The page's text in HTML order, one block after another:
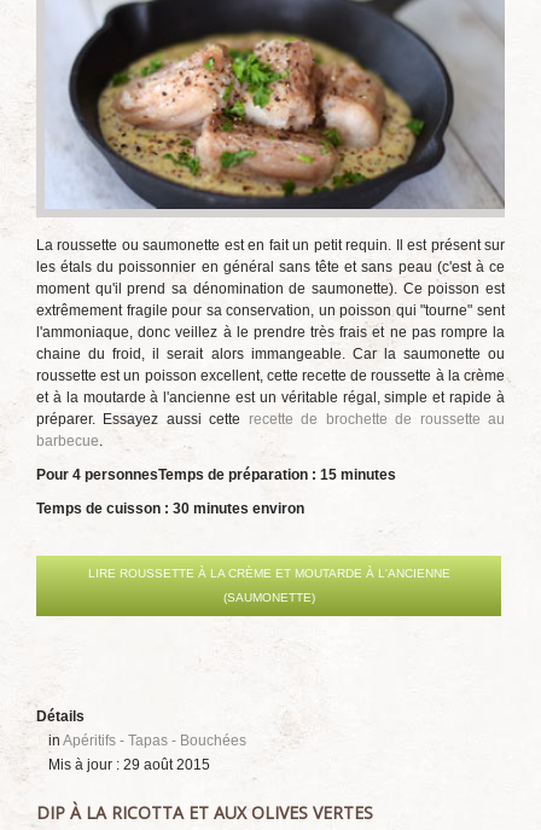
La roussette ou saumonette est en fait un petit requin. Il est présent sur
les étals du poissonnier en général sans tête et sans peau (c'est à ce
moment qu'il prend sa dénomination de saumonette). Ce poisson est
extrêmement fragile pour sa conservation, un poisson qui "tourne" sent
l'ammoniaque, donc veillez à le prendre très frais et ne pas rompre la
chaine du froid, il serait alors immangeable. Car la saumonette ou
roussette est un poisson excellent, cette recette de roussette à la crème
et à la moutarde à l'ancienne est un véritable régal, simple et rapide à
préparer. Essayez aussi cette recette de brochette de roussette au
barbecue.
Pour 4 personnesTemps de préparation : 15 minutes
Temps de cuisson : 30 minutes environ
LIRE ROUSSETTE À LA CRÈME ET MOUTARDE À L'ANCIENNE
(SAUMONETTE)
Détails
in Apéritifs - Tapas - Bouchées
Mis à jour : 29 août 2015
DIP À LA RICOTTA ET AUX OLIVES VERTES